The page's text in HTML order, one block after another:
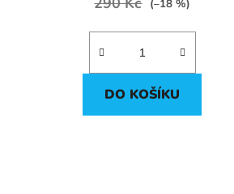
(–18 %)
DO KOŠÍKU